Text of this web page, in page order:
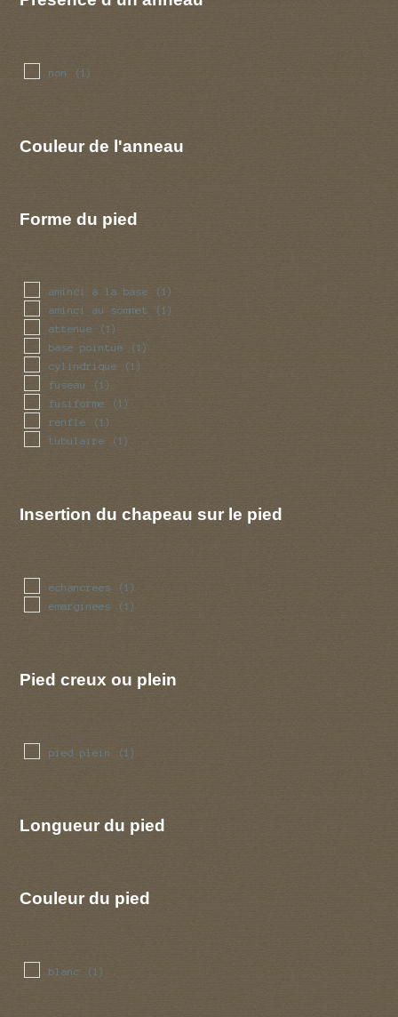
non (1)
Couleur de l'anneau
Forme du pied
aminci a la base (1)
aminci au sommet (1)
attenue (1)
base pointue (1)
cylindrique (1)
fuseau (1)
fusiforme (1)
renfle (1)
tubulaire (1)
Insertion du chapeau sur le pied
echancrees (1)
emarginees (1)
Pied creux ou plein
pied plein (1)
Longueur du pied
Couleur du pied
blanc (1)